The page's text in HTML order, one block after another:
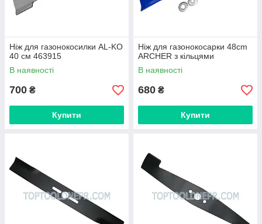
Ніж для газонокосилки AL-KO
40 см 463915
В наявності
700 ₴
Купити
Ніж для газонокосарки 48cm
ARCHER з кільцями
В наявності
680 ₴
Купити